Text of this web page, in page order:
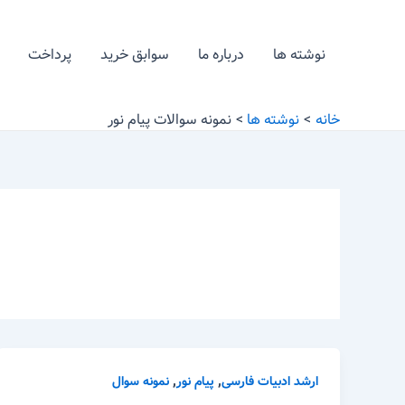
نوشته ها درباره ما سوابق خرید پرداخت
خانه نوشته ها نمونه سوالات پیام نور
ارشد ادبیات فارسی, پیام نور,نمونه سوال